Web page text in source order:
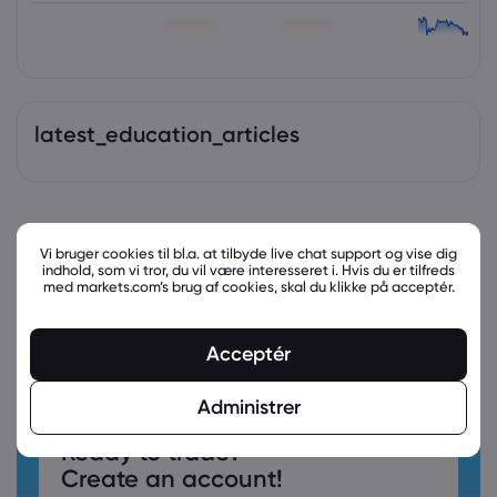
latest_education_articles
Ready to trade?
Create an account!
Vi bruger cookies til bl.a. at tilbyde live chat support og vise dig
indhold, som vi tror, du vil være interesseret i. Hvis du er tilfreds
med markets.com’s brug af cookies, skal du klikke på acceptér.
Acceptér
Administrer